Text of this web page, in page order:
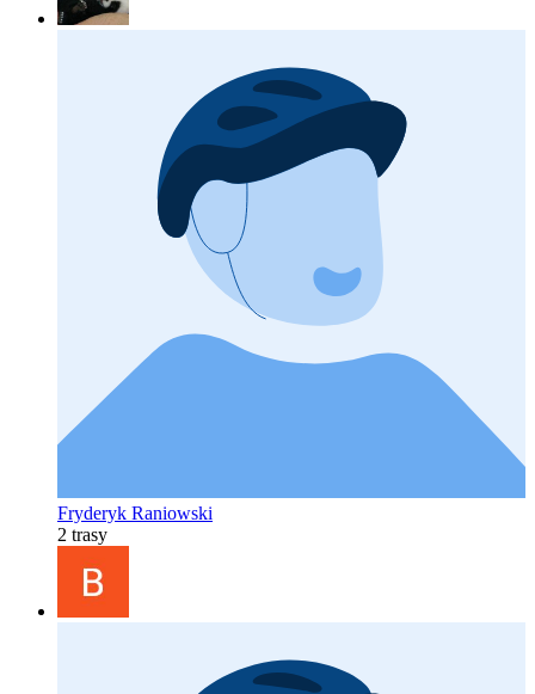
Fryderyk Raniowski
2 trasy